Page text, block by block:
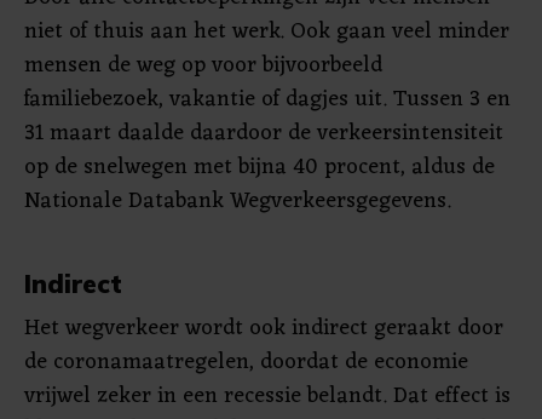
niet of thuis aan het werk. Ook gaan veel minder
mensen de weg op voor bijvoorbeeld
familiebezoek, vakantie of dagjes uit. Tussen 3 en
31 maart daalde daardoor de verkeersintensiteit
op de snelwegen met bijna 40 procent, aldus de
Nationale Databank Wegverkeersgegevens.
Indirect
Het wegverkeer wordt ook indirect geraakt door
de coronamaatregelen, doordat de economie
vrijwel zeker in een recessie belandt. Dat effect is